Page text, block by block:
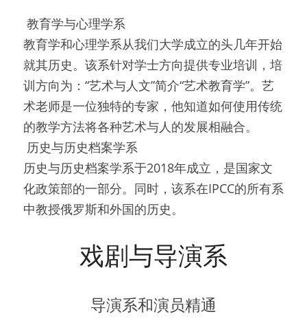
教育学与心理学系
教育学和心理学系从我们大学成立的头几年开始
就其历史。该系针对学士方向提供专业培训，培
训方向为：“艺术与人文”简介“艺术教育学”。艺
术老师是一位独特的专家，他知道如何使用传统
的教学方法将各种艺术与人的发展相融合。
历史与历史档案学系
历史与历史档案学系于2018年成立，是国家文
化政策部的一部分。同时，该系在IPCC的所有系
中教授俄罗斯和外国的历史。
戏剧与导演系
导演系和演员精通